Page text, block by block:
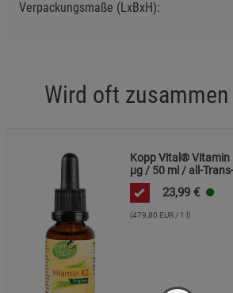
Verpackungsmaße (LxBxH):
Wird oft
Kopp Vital® Vitamin
µg / 50 ml / all-
23,99 €
(479,80 EUR / 1 l)